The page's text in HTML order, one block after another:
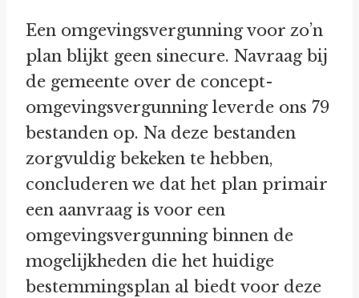
Een omgevingsvergunning voor zo’n
plan blijkt geen sinecure. Navraag bij
de gemeente over de concept-
omgevingsvergunning leverde ons 79
bestanden op. Na deze bestanden
zorgvuldig bekeken te hebben,
concluderen we dat het plan primair
een aanvraag is voor een
omgevingsvergunning binnen de
mogelijkheden die het huidige
bestemmingsplan al biedt voor deze